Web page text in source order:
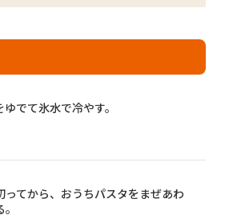
でて氷水で冷やす。
ってから、おうちパスタをまぜあわ